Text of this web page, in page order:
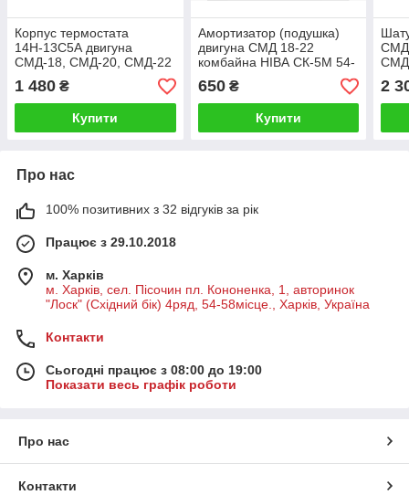
Корпус термостата
14Н-13С5А двигуна
СМД-18, СМД-20, СМД-22
1 480 ₴
Купити
Амортизатор (подушка)
двигуна СМД 18-22
комбайна НІВА СК-5М 54-
650₴
Купити
2
Про нас
100% позитивних з 32 відгуків за рік
Працює з 29.10.2018
м. Харків
м. Харків, сел. Пісочин пл. Кононенка, 1, авторинок
"Лоск" (Східний бік) 4ряд, 54-58місце., Харків, Україна
Контакти
Сьогодні працює з 08:00 до 19:00
Показати весь графік роботи
Про нас
Контакти